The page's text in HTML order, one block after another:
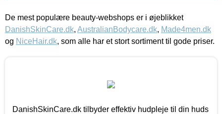
De mest populære beauty-webshops er i øjeblikket
DanishSkinCare.dk, AustralianBodycare.dk, Made4men.dk
og NiceHair.dk, som alle har et stort sortiment til gode priser.
DanishSkinCare.dk tilbyder effektiv hudpleje til din huds